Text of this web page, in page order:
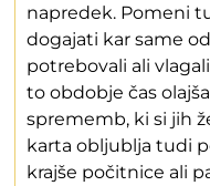
napredek. Pomeni
dogajati kar same
potrebovali ali
to obdobje čas
sprememb, ki si jih
karta obljublja tudi
krajše počitnice ali